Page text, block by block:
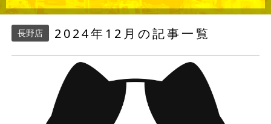
長野店 2024年12月の記事一覧